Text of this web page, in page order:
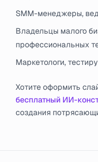
SMM-менеджеры,
Владельцы малого
профессиональных
Маркетологи,
Хотите оформить
бесплатный ИИ-
создания